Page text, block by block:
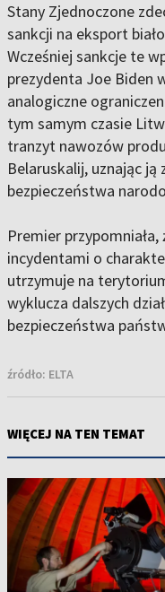
Stany Zjednoczone
sankcji na eksport
Wcześniej sankcje te
prezydenta Joe Biden
analogiczne
tym samym czasie
tranzyt nawozów
Belaruskalij, uznając ją
bezpieczeństwa
Premier
incydentami o
utrzymuje na
wyklucza dalszych
bezpieczeństwa
źródło: ELTA
WIĘCEJ NA TEN TEMAT